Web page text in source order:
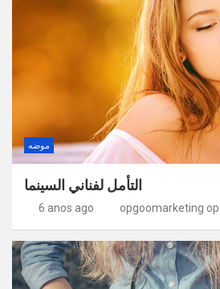
موضه
التأمل لفناني السينما
6 anos ago opgoomarketing